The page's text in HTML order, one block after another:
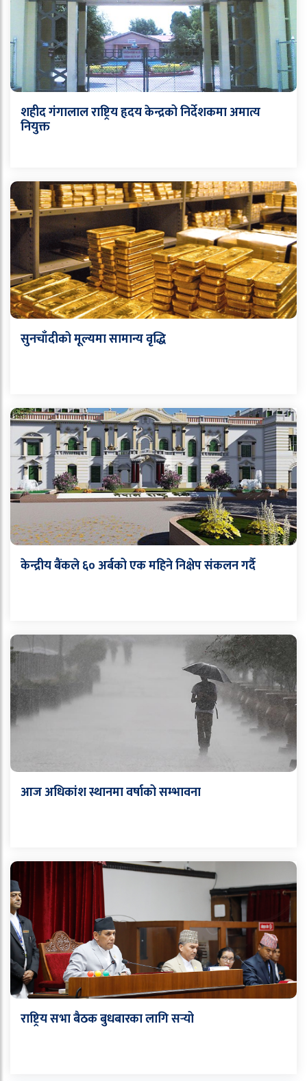
शहीद गंगालाल राष्ट्रिय हृदय केन्द्रको निर्देशकमा अमात्य
नियुक्त
सुनचाँदीको मूल्यमा सामान्य वृद्धि
केन्द्रीय बैंकले ६० अर्बको एक महिने निक्षेप संकलन गर्दै
आज अधिकांश स्थानमा वर्षाको सम्भावना
राष्ट्रिय सभा बैठक बुधबारका लागि सर्‍यो